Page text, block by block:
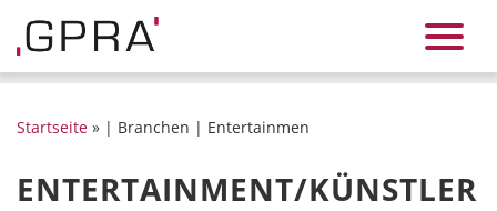
Startseite » | Branchen | Entertainmen
ENTERTAINMENT/KÜNSTLER